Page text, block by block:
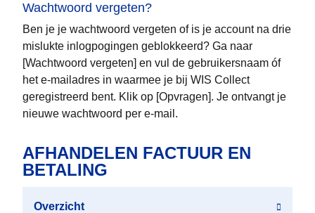
Wachtwoord vergeten?
Ben je je wachtwoord vergeten of is je account na drie
mislukte inlogpogingen geblokkeerd? Ga naar
[Wachtwoord vergeten] en vul de gebruikersnaam óf
het e-mailadres in waarmee je bij WIS Collect
geregistreerd bent. Klik op [Opvragen]. Je ontvangt je
nieuwe wachtwoord per e-mail.
AFHANDELEN FACTUUR EN
BETALING
Overzicht